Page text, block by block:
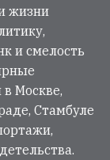
жизни
и смелость
Москве,
Стамбуле